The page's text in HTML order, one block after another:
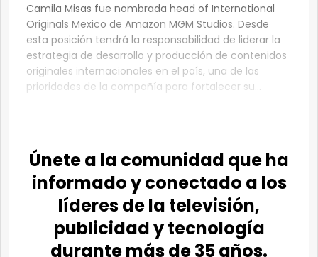
Camila Misas fue nombrada head of International
Originals Mexico de Amazon MGM Studios. Desde
esta posición tendrá la responsabilidad de liderar la
estrategia de desarrollo y producción de contenidos
originales internacionales en el país, una de las
prioridades de la compañía para fortalecer su...
Únete a la comunidad que ha
informado y conectado a los
líderes de la televisión,
publicidad y tecnología
durante más de 35 años.